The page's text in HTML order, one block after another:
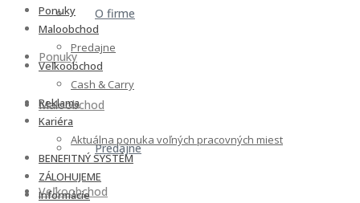
O firme
Ponuky
Maloobchod
Predajne
Veľkoobchod
Ponuky
Maloobchod
Predajne
Veľkoobchod
Cash & Carry
Reklama
Kariéra
Aktuálna ponuka voľných pracovných miest
BENEFITNÝ SYSTÉM
ZÁLOHUJEME
Informácie